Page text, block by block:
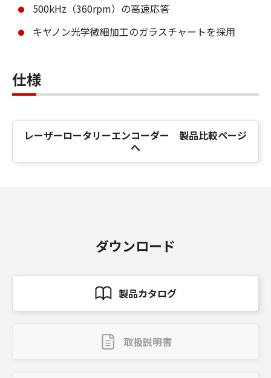
500kHz（360rpm）の高速応答
キヤノン光学微細加工のガラスチャートを採用
仕様
レーザーロータリーエンコーダー 製品比較ページ
へ
ダウンロード
製品カタログ
取扱説明書